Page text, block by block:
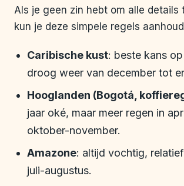
Als je geen zin hebt om alle details
kun je deze simpele regels
Caribische kust: beste kans
droog weer van december tot
Hooglanden (Bogotá,
jaar oké, maar meer regen in
oktober-november.
Amazone: altijd vochtig,
juli-augustus.